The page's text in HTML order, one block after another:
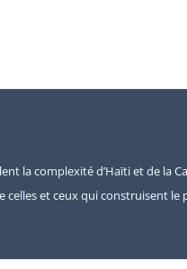
la complexité d’Haïti et de la
celles et ceux qui construisent le